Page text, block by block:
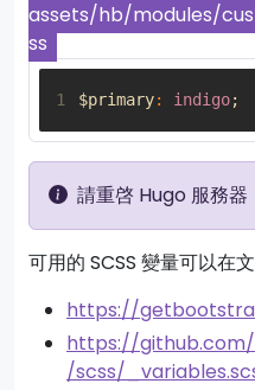
assets/hb/modules/
ss
1 $primary: indigo;
請重啓 Hugo 服務器
可用的 SCSS 變量可以在
https://
https://
/scss/